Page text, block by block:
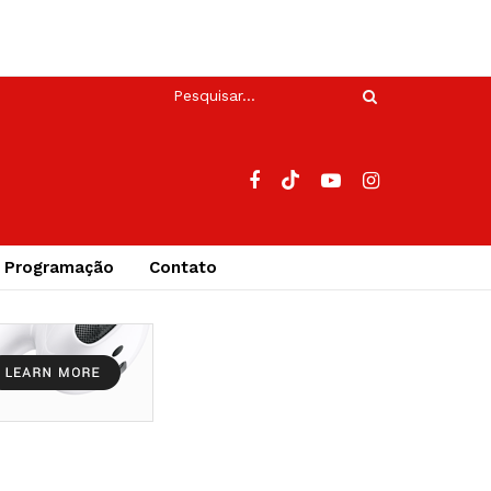
Programação Contato